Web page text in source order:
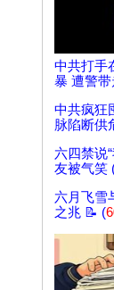
中共打手
暴 遭警带
中共疯狂
脉陷断供
六四禁说
友被气笑
六月飞雪
之兆 📝 (